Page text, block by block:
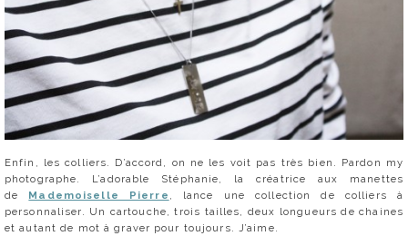
Enfin, les colliers. D’accord, on ne les voit pas très bien. Pardon my
photographe. L’adorable Stéphanie, la créatrice aux manettes
de Mademoiselle Pierre , lance une collection de colliers à
personnaliser. Un cartouche, trois tailles, deux longueurs de chaines
et autant de mot à graver pour toujours. J’aime.